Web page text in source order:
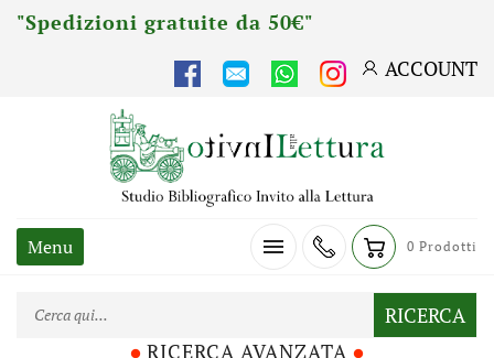
"Spedizioni gratuite da 50€"
ACCOUNT
Menu  0 Prodotti
RICERCA
 RICERCA AVANZATA 